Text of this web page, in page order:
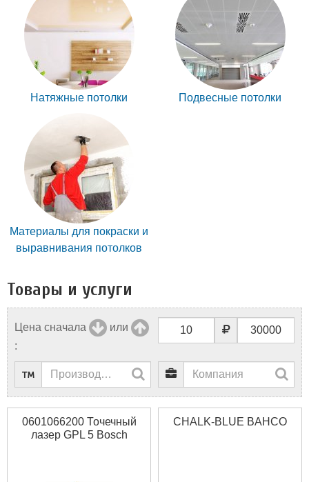
Натяжные потолки Подвесные потолки
Материалы для покраски и
выравнивания потолков
Товары и услуги
Цена сначала
или
:
0601066200 Точечный
лазер GPL 5 Bosch
CHALK-BLUE BAHCO